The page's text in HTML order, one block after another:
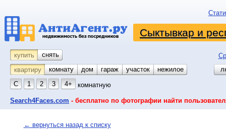
Сыктывкар и
купить снять
квартиру
комнату койко-место
дом гараж участок
нежилое
С
1 2 3 4+ комнатную
Search4Faces.com - бесплатно по фотографии найти
← вернуться назад к списку